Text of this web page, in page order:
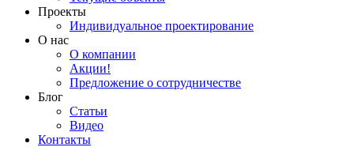
Проекты
Индивидуальное проектирование
О нас
О компании
Акции!
Предложение о сотрудничестве
Блог
Статьи
Видео
Контакты